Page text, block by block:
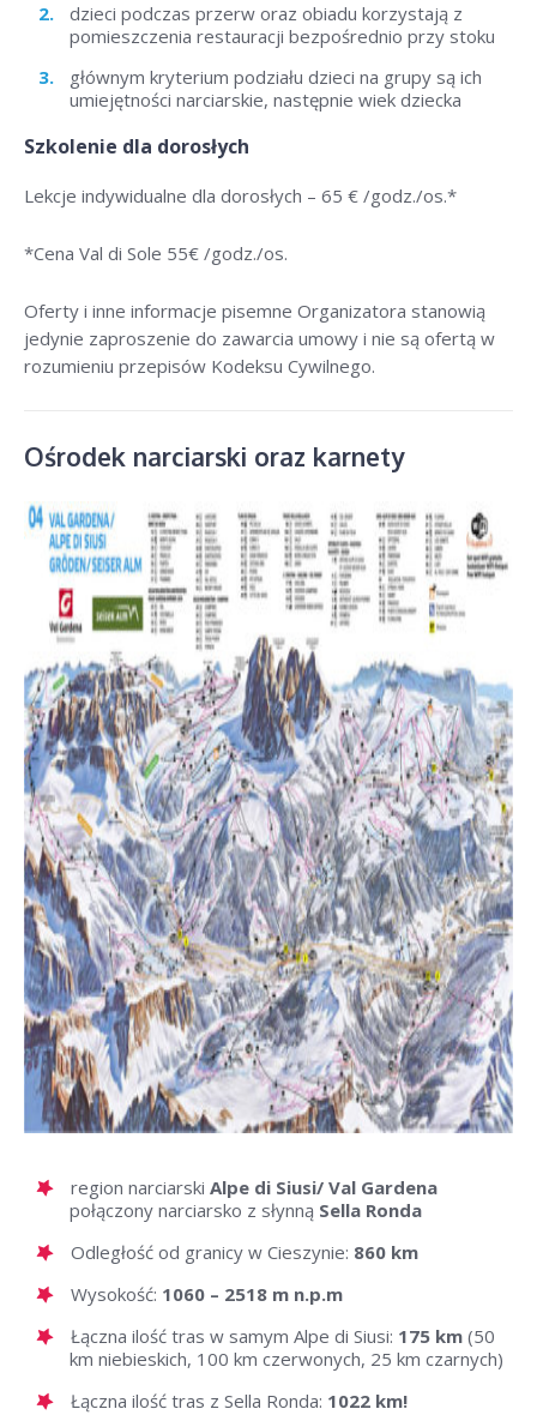
dzieci podczas przerw oraz obiadu korzystają z
pomieszczenia restauracji bezpośrednio przy stoku
głównym kryterium podziału dzieci na grupy są ich
umiejętności narciarskie, następnie wiek dziecka
Szkolenie dla dorosłych
Lekcje indywidualne dla dorosłych – 65 € /godz./os.*
*Cena Val di Sole 55€ /godz./os.
Oferty i inne informacje pisemne Organizatora stanowią
jedynie zaproszenie do zawarcia umowy i nie są ofertą w
rozumieniu przepisów Kodeksu Cywilnego.
Ośrodek narciarski oraz karnety
region narciarski Alpe di Siusi/ Val Gardena
połączony narciarsko z słynną Sella Ronda
Odległość od granicy w Cieszynie: 860 km
Wysokość: 1060 – 2518 m n.p.m
Łączna ilość tras w samym Alpe di Siusi: 175 km (50
km niebieskich, 100 km czerwonych, 25 km czarnych)
Łączna ilość tras z Sella Ronda: 1022 km!